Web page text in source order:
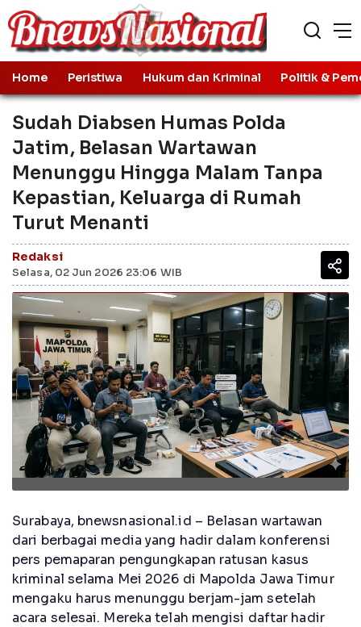
Home Peristiwa Hukum dan Kriminal Politik &
Sudah Diabsen Humas Polda
Jatim, Belasan Wartawan
Menunggu Hingga Malam Tanpa
Kepastian, Keluarga di Rumah
Turut Menanti
Redaksi
Selasa, 02 Jun 2026 23:06 WIB
Surabaya, bnewsnasional.id – Belasan wartawan
dari berbagai media yang hadir dalam konferensi
pers pemaparan pengungkapan ratusan kasus
kriminal selama Mei 2026 di Mapolda Jawa Timur
mengaku harus menunggu berjam-jam setelah
acara selesai. Mereka telah mengisi daftar hadir